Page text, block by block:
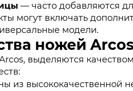
— часто добавляются
могут включать
модели.
ножей
выделяются
из высококачественной